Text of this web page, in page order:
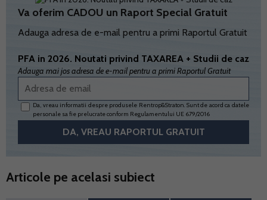
Va oferim CADOU un Raport Special Gratuit
Adauga adresa de e-mail pentru a primi Raportul Gratuit
PFA in 2026. Noutati privind TAXAREA + Studii de caz
Adauga mai jos adresa de e-mail pentru a primi Raportul Gratuit
Da, vreau informatii despre produsele Rentrop&Straton. Sunt de acord ca datele
personale sa fie prelucrate conform Regulamentului UE 679/2016
Articole pe acelasi subiect